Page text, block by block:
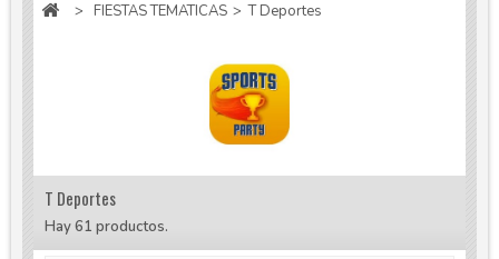
> FIESTAS TEMATICAS > T Deportes
T Deportes
Hay 61 productos.